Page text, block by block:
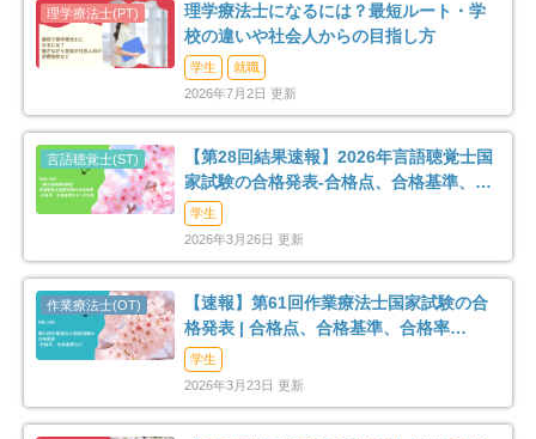
理学療法士になるには？最短ルート・学
校の違いや社会人からの目指し方
学生
就職
2026年7月2日 更新
【第28回結果速報】2026年言語聴覚士国
家試験の合格発表-合格点、合格基準、合
格率など-
学生
2026年3月26日 更新
【速報】第61回作業療法士国家試験の合
格発表 | 合格点、合格基準、合格率
（2026年）
学生
2026年3月23日 更新